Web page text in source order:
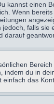
einen
Wenn
falls
darauf
du in
das